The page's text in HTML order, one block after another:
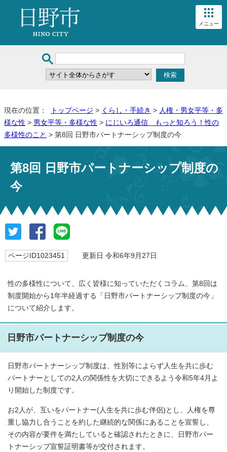
メニュー
現在の位置： トップページ > くらし・手続き > 人権・男女平等・多
様な性 > 男女平等・多様な性 > にじいろ通信 もっと知ろう！性の
多様性のこと > 第8回 日野市パートナーシップ制度の今
第8回 日野市パートナーシップ制度の
今
ページID1023451 更新日 令和6年9月27日
性の多様性について、広く皆様に知っていただくコラム、第8回は
制度開始から1年半経過する「日野市パートナーシップ制度の今」
について紹介します。
日野市パートナーシップ制度の今
日野市パートナーシップ制度は、性別等によらず人生を共に歩む
パートナーとしての2人の関係性を大切にできるよう令和5年4月よ
り開始した制度です。
お2人が、互いをパートナー(人生を共に歩む伴侶)とし、人権を尊
重し協力し合うことを約した継続的な関係にあることを宣誓し、
その内容が要件を満たしていると確認されたときに、日野市パー
トナーシップ宣誓証明書等が交付されます。